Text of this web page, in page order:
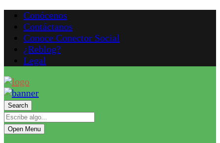
Conócenos
Contáctanos
Conoce Conector Social
¿Reblog?
Legal
Search
Open Menu